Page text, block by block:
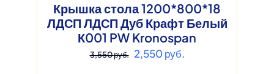
Крышка стола 1200*800*18
ЛДСП ЛДСП Дуб Крафт Белый
К001 PW Kronospan
3,550руб. Первоначальная
2,550руб.Текущая